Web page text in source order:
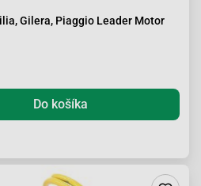
Gilera, Piaggio Leader Motor
Do košíka